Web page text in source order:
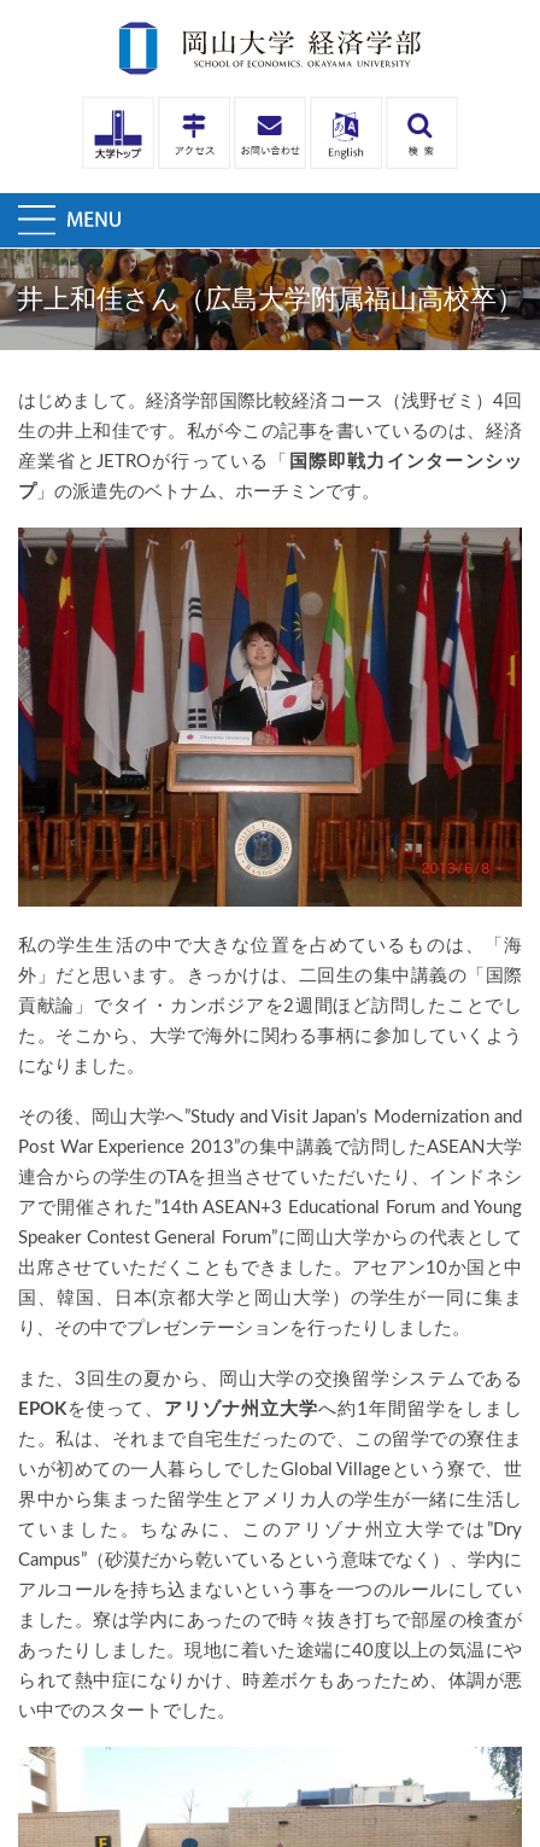
井上和佳さん（広島大学附属福山高校卒）
はじめまして。経済学部国際比較経済コース（浅野ゼミ）4回
生の井上和佳です。私が今この記事を書いているのは、経済
産業省とJETROが行っている「
国際即戦力インターンシッ
プ 」の派遣先のベトナム、ホーチミンです。
私の学生生活の中で大きな位置を占めているものは、「海
外」だと思います。きっかけは、二回生の集中講義の「国際
貢献論」でタイ・カンボジアを2週間ほど訪問したことでし
た。そこから、大学で海外に関わる事柄に参加していくよう
になりました。
その後、岡山大学へ”Study and Visit Japan’s Modernization and
Post War Experience 2013”の集中講義で訪問したASEAN大学
連合からの学生のTAを担当させていただいたり、インドネシ
アで開催された”14th ASEAN+3 Educational Forum and Young
Speaker Contest General Forum”に岡山大学からの代表として
出席させていただくこともできました。アセアン10か国と中
国、韓国、日本(京都大学と岡山大学）の学生が一同に集ま
り、その中でプレゼンテーションを行ったりしました。
また、3回生の夏から、岡山大学の交換留学システムである
EPOK を使って、 アリゾナ州立大学へ約1年間留学をしまし
た。私は、それまで自宅生だったので、この留学での寮住ま
いが初めての一人暮らしでしたGlobal Villageという寮で、世
界中から集まった留学生とアメリカ人の学生が一緒に生活し
ていました。ちなみに、このアリゾナ州立大学では”Dry
Campus”（砂漠だから乾いているという意味でなく）、学内に
アルコールを持ち込まないという事を一つのルールにしてい
ました。寮は学内にあったので時々抜き打ちで部屋の検査が
あったりしました。現地に着いた途端に40度以上の気温にや
られて熱中症になりかけ、時差ボケもあったため、体調が悪
い中でのスタートでした。